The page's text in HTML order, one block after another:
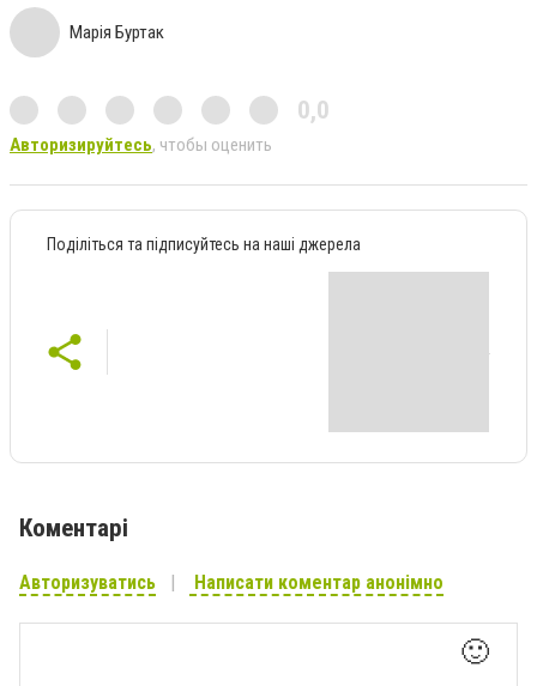
Марія Буртак
0,0
Авторизируйтесь, чтобы оценить
Поділіться та підписуйтесь на наші джерела
Коментарі
Авторизуватись Написати коментар анонімно
🙂